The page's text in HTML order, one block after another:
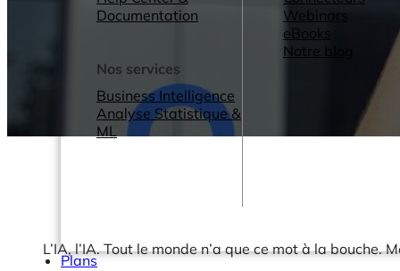
Documentation
Nos services
Business Intelligence
Analyse Statistique &
ML
Webinars
eBooks
Notre blog
Plans
L’IA, l’IA. Tout le monde n’a que ce mot à la bouche.